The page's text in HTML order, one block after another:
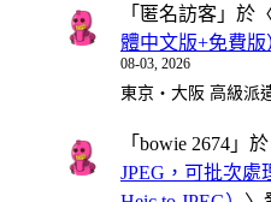
「 匿名訪客 」於
體中文版+免費版
08-03, 2026
東京・大阪 高級派
「 bowie 2674 」
JPEG，可批次處